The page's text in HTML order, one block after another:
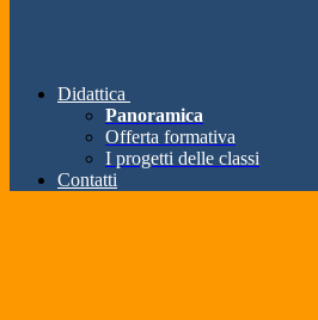
Didattica
Panoramica
Offerta formativa
I progetti delle classi
Contatti